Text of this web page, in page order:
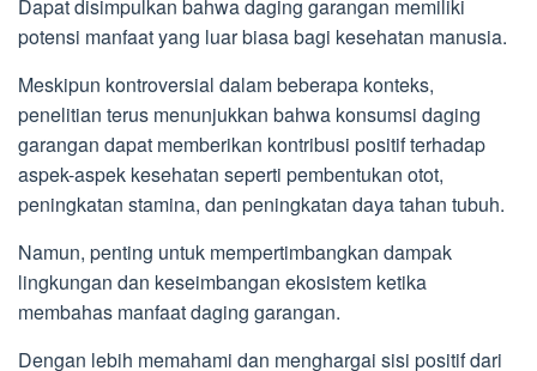
Dapat disimpulkan bahwa daging garangan memiliki
potensi manfaat yang luar biasa bagi kesehatan manusia.
Meskipun kontroversial dalam beberapa konteks,
penelitian terus menunjukkan bahwa konsumsi daging
garangan dapat memberikan kontribusi positif terhadap
aspek-aspek kesehatan seperti pembentukan otot,
peningkatan stamina, dan peningkatan daya tahan tubuh.
Namun, penting untuk mempertimbangkan dampak
lingkungan dan keseimbangan ekosistem ketika
membahas manfaat daging garangan.
Dengan lebih memahami dan menghargai sisi positif dari